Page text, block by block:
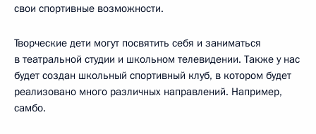
свои спортивные возможности.
Творческие дети могут посвятить себя и заниматься
в театральной студии и школьном телевидении. Также у нас
будет создан школьный спортивный клуб, в котором будет
реализовано много различных направлений. Например,
самбо.